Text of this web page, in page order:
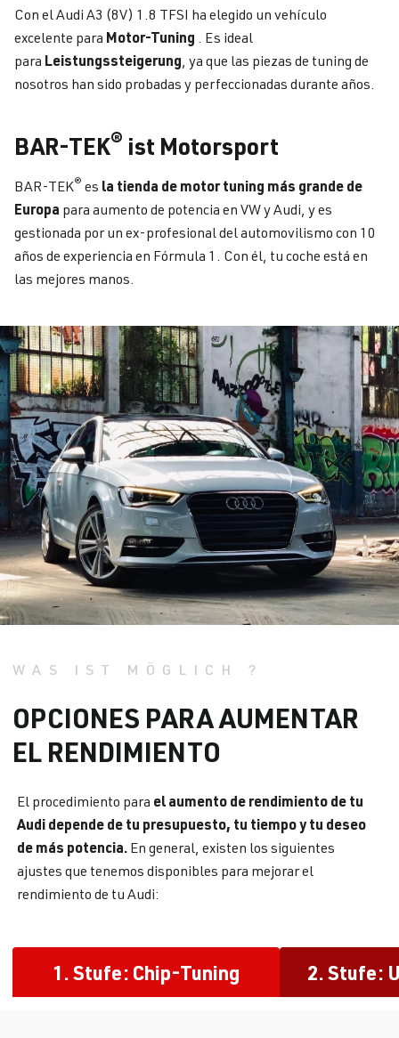
Inicio Audi
8V
CJSA,CJSB
| BJ
04.2016
Con el Audi A3 (8V) 1.8 TFSI ha elegido un vehículo
excelente para Motor-Tuning . Es ideal
para Leistungssteigerung, ya que las piezas de tuning de
nosotros han sido probadas y perfeccionadas durante años.
BAR-TEK® ist Motorsport
BAR-TEK® es la tienda de motor tuning más grande de
Europa para aumento de potencia en VW y Audi, y es
gestionada por un ex-profesional del automovilismo con 10
años de experiencia en Fórmula 1. Con él, tu coche está en
las mejores manos.
WAS IST MÖGLICH ?
OPCIONES PARA AUMENTAR
EL RENDIMIENTO
El procedimiento para el aumento de rendimiento de tu
Audi depende de tu presupuesto, tu tiempo y tu deseo
de más potencia. En general, existen los siguientes
ajustes que tenemos disponibles para mejorar el
rendimiento de tu Audi:
1. Stufe: Chip-Tuning 2. Stufe: